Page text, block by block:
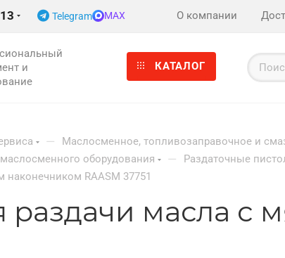
Telegram MAX О компании
и
КАТАЛОГ
— Маслосменное, топливозаправочное и
оборудования — Раздаточные
наконечником RAASM 37751
раздачи масла с